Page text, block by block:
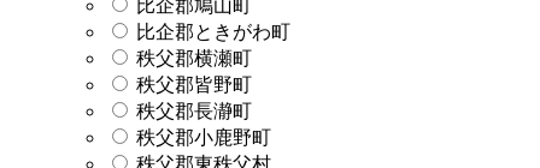
比企郡鳩山町
比企郡ときがわ町
秩父郡横瀬町
秩父郡皆野町
秩父郡長瀞町
秩父郡小鹿野町
秩父郡東秩父村